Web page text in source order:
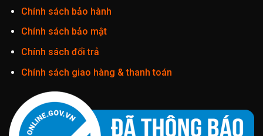
Chính sách bảo hành
Chính sách bảo mật
Chính sách đổi trả
Chính sách giao hàng & thanh toán